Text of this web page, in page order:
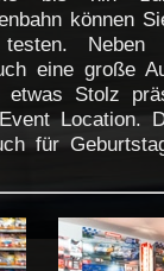
können
Neben
eine große
Stolz
Location.
für